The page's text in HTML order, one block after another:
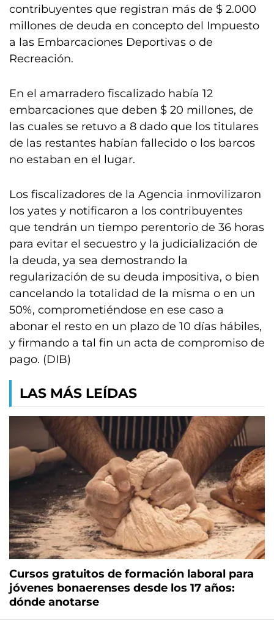
contribuyentes que registran más de $ 2.000
millones de deuda en concepto del Impuesto
a las Embarcaciones Deportivas o de
Recreación.
En el amarradero fiscalizado había 12
embarcaciones que deben $ 20 millones, de
las cuales se retuvo a 8 dado que los titulares
de las restantes habían fallecido o los barcos
no estaban en el lugar.
Los fiscalizadores de la Agencia inmovilizaron
los yates y notificaron a los contribuyentes
que tendrán un tiempo perentorio de 36 horas
para evitar el secuestro y la judicialización de
la deuda, ya sea demostrando la
regularización de su deuda impositiva, o bien
cancelando la totalidad de la misma o en un
50%, comprometiéndose en ese caso a
abonar el resto en un plazo de 10 días hábiles,
y firmando a tal fin un acta de compromiso de
pago. (DIB)
LAS MÁS LEÍDAS
Cursos gratuitos de formación laboral para
jóvenes bonaerenses desde los 17 años:
dónde anotarse